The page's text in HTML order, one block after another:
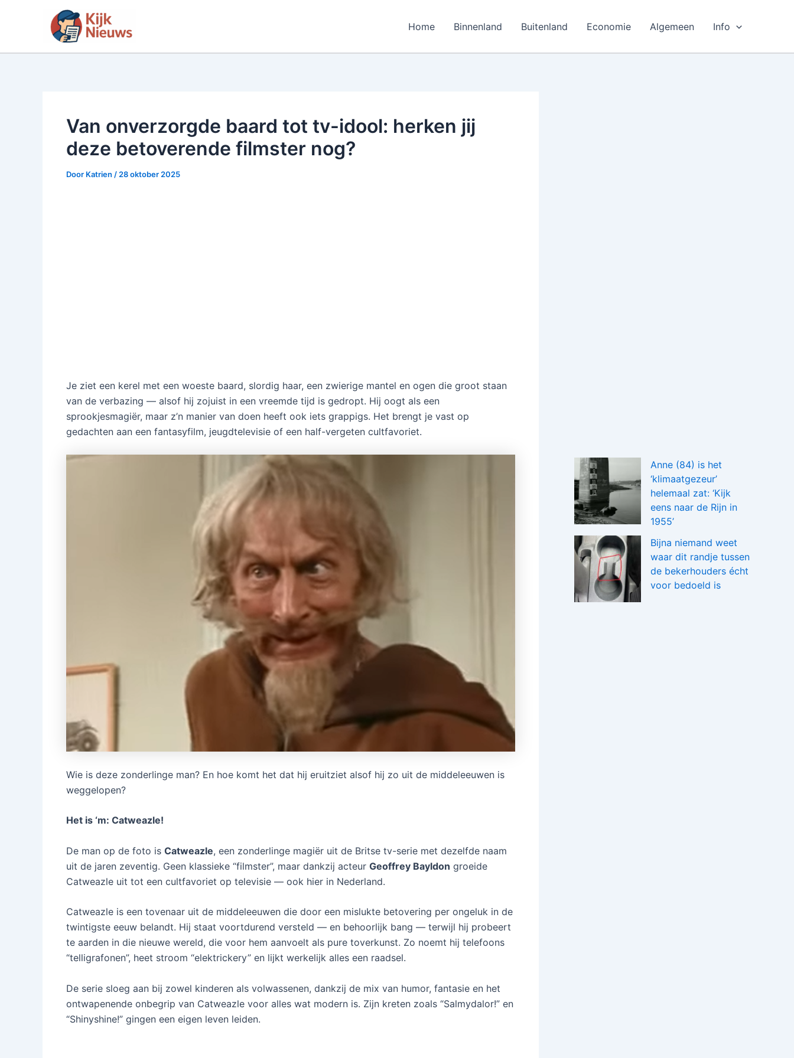
inhoud
Home Binnenland Buitenland Economie Algemeen Info
Van onverzorgde baard tot tv-idool: herken jij
deze betoverende filmster nog?
Door Katrien / 28 oktober 2025
Je ziet een kerel met een woeste baard, slordig haar, een zwierige mantel en ogen die groot staan
van de verbazing — alsof hij zojuist in een vreemde tijd is gedropt. Hij oogt als een
sprookjesmagiër, maar z’n manier van doen heeft ook iets grappigs. Het brengt je vast op
gedachten aan een fantasyfilm, jeugdtelevisie of een half-vergeten cultfavoriet.
Wie is deze zonderlinge man? En hoe komt het dat hij eruitziet alsof hij zo uit de middeleeuwen is
weggelopen?
Het is ‘m: Catweazle!
De man op de foto is Catweazle, een zonderlinge magiër uit de Britse tv-serie met dezelfde naam
uit de jaren zeventig. Geen klassieke “filmster”, maar dankzij acteur Geoffrey Bayldon groeide
Catweazle uit tot een cultfavoriet op televisie — ook hier in Nederland.
Catweazle is een tovenaar uit de middeleeuwen die door een mislukte betovering per ongeluk in de
twintigste eeuw belandt. Hij staat voortdurend versteld — en behoorlijk bang — terwijl hij probeert
te aarden in die nieuwe wereld, die voor hem aanvoelt als pure toverkunst. Zo noemt hij telefoons
“telligrafonen”, heet stroom “elektrickery” en lijkt werkelijk alles een raadsel.
De serie sloeg aan bij zowel kinderen als volwassenen, dankzij de mix van humor, fantasie en het
ontwapenende onbegrip van Catweazle voor alles wat modern is. Zijn kreten zoals “Salmydalor!” en
“Shinyshine!” gingen een eigen leven leiden.
Anne (84) is het
‘klimaatgezeur’
helemaal zat: ‘Kijk
eens naar de Rijn in
1955’
Bijna niemand weet
waar dit randje tussen
de bekerhouders écht
voor bedoeld is